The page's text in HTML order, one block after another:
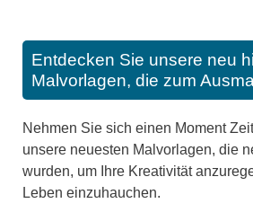
Entdecken Sie unsere neu
Malvorlagen, die zum
Nehmen Sie sich einen Moment
unsere neuesten Malvorlagen, die
wurden, um Ihre Kreativität
Leben einzuhauchen.